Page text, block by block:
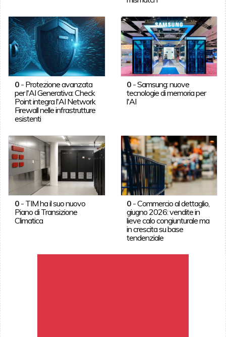
0- Protezione avanzata
per l'AI Generativa: Check
Point integra l'AI Network
Firewall nelle infrastrutture
esistenti
0 -Samsung: nuove
tecnologie di memoria per
l'AI
0- TIM ha il suo nuovo
Piano di Transizione
Climatica
0 -Commercio al dettaglio,
giugno 2026: vendite in
lieve calo congiunturale ma
in crescita su base
tendenziale